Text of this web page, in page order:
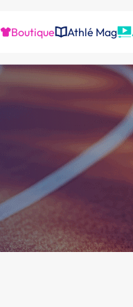
Boutique Athlé Mag